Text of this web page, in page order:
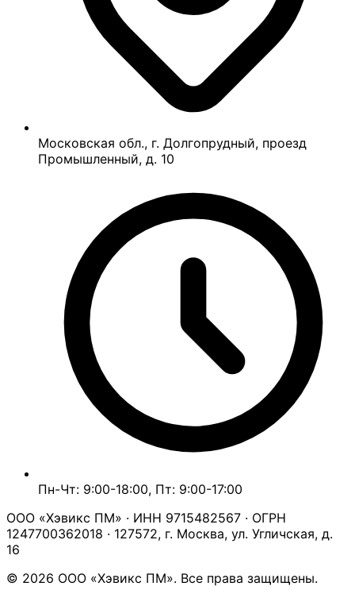
Московская обл., г. Долгопрудный, проезд
Промышленный, д. 10
Пн-Чт: 9:00-18:00, Пт: 9:00-17:00
ООО «Хэвикс ПМ» · ИНН 9715482567 · ОГРН
1247700362018 · 127572, г. Москва, ул. Угличская, д.
16
© 2026 ООО «Хэвикс ПМ». Все права защищены.